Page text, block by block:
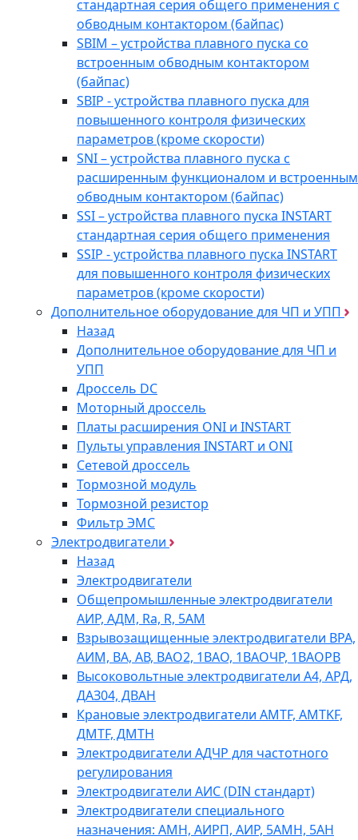
стандартная серия общего применения с
обводным контактором (байпас)
SBIM – устройства плавного пуска со
встроенным обводным контактором
(байпас)
SBIP - устройства плавного пуска для
повышенного контроля физических
параметров (кроме скорости)
SNI – устройства плавного пуска с
расширенным функционалом и встроенным
обводным контактором (байпас)
SSI – устройства плавного пуска INSTART
стандартная серия общего применения
SSIP - устройства плавного пуска INSTART
для повышенного контроля физических
параметров (кроме скорости)
Дополнительное оборудование для ЧП и УПП
Назад
Дополнительное оборудование для ЧП и
УПП
Дроссель DC
Моторный дроссель
Платы расширения ONI и INSTART
Пульты управления INSTART и ONI
Сетевой дроссель
Тормозной модуль
Тормозной резистор
Фильтр ЭМС
Электродвигатели
Назад
Электродвигатели
Общепромышленные электродвигатели
АИР, АДМ, Ra, R, 5AM
Взрывозащищенные электродвигатели ВРА,
АИМ, ВА, АВ, ВАO2, 1ВАО, 1ВАОЧР, 1ВАОРВ
Высоковольтные электродвигатели A4, АРД,
ДАЗ04, ДВАН
Крановые электродвигатели AMTF, AMTKF,
ДMTF, ДМТН
Электродвигатели АДЧР для частотного
регулирования
Электродвигатели АИС (DIN стандарт)
Электродвигатели специального
назначения: АМН, АИРП, АИР, 5АМН, 5АН